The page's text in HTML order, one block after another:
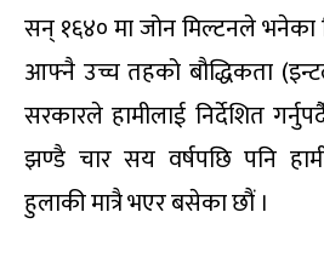
सन् १६४० मा जोन मिल्टनले भनेका
आफ्नै उच्च तहको बौद्धिकता
सरकारले हामीलाई निर्देशित
झण्डै चार सय वर्षपछि पनि
हुलाकी मात्रै भएर बसेका छौं ।